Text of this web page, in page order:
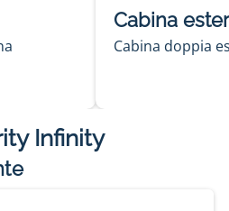
Cabina
Cabina doppia
Infinity